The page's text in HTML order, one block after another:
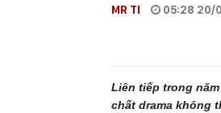
MR TI 05:28 20/
Liên tiếp trong năm
chất drama không